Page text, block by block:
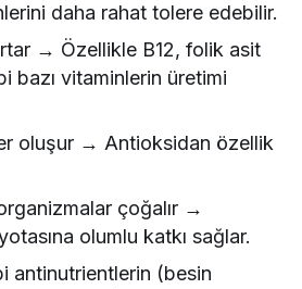
daha rahat tolere edebilir.
→ Özellikle B12, folik asit
bazı vitaminlerin üretimi
oluşur → Antioksidan özellik
çoğalır →
olumlu katkı sağlar.
antinutrientlerin (besin